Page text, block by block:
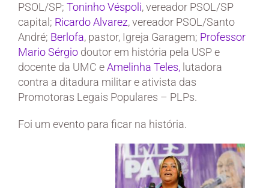
PSOL/SP; Toninho Véspoli, vereador PSOL/SP
capital; Ricardo Alvarez, vereador PSOL/Santo
André; Berlofa, pastor, Igreja Garagem; Professor
Mario Sérgio doutor em história pela USP e
docente da UMC eAmelinha Teles, lutadora
contra a ditadura militar e ativista das
Promotoras Legais Populares – PLPs.
Foi um evento para ficar na história.